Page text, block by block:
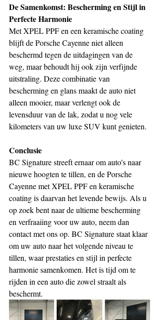
De Samenkomst: Bescherming en Stijl in
Perfecte Harmonie
Met XPEL PPF en een keramische coating
blijft de Porsche Cayenne niet alleen
beschermd tegen de uitdagingen van de
weg, maar behoudt hij ook zijn verfijnde
uitstraling. Deze combinatie van
bescherming en glans maakt de auto niet
alleen mooier, maar verlengt ook de
levensduur van de lak, zodat u nog vele
kilometers van uw luxe SUV kunt genieten.
Conclusie
BC Signature streeft ernaar om auto's naar
nieuwe hoogten te tillen, en de Porsche
Cayenne met XPEL PPF en keramische
coating is daarvan het levende bewijs. Als u
op zoek bent naar de ultieme bescherming
en verfraaiing voor uw auto, neem dan
contact met ons op. BC Signature staat klaar
om uw auto naar het volgende niveau te
tillen, waar prestaties en stijl in perfecte
harmonie samenkomen. Het is tijd om te
rijden in een auto die zowel straalt als
beschermt.